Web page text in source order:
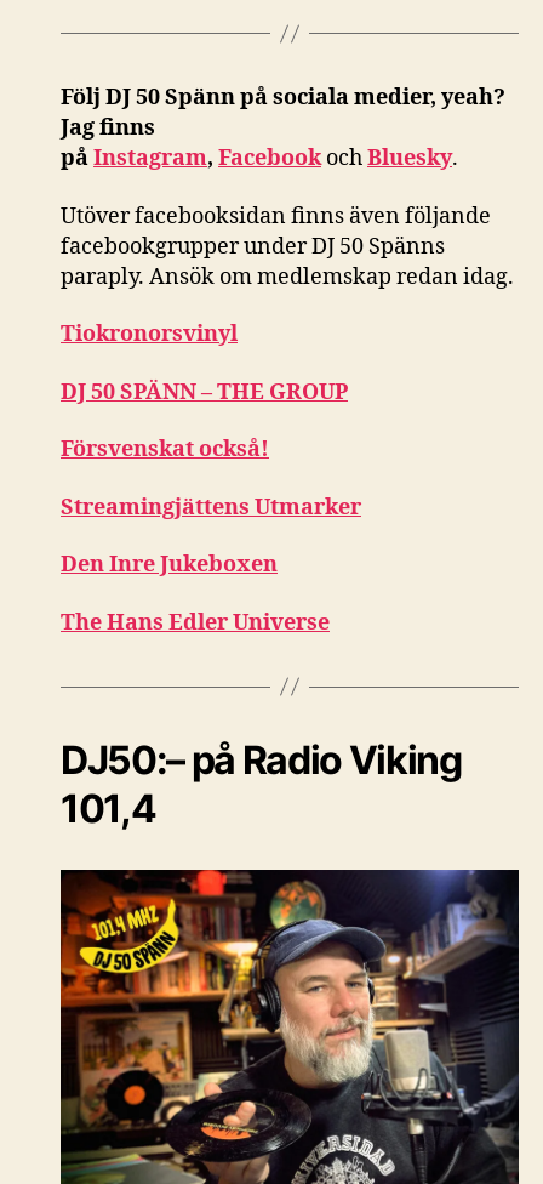
Följ DJ 50 Spänn på sociala medier, yeah?
Jag finns
påInstagram, FacebookochBluesky.
Utöver facebooksidan finns även följande
facebookgrupper under DJ 50 Spänns
paraply. Ansök om medlemskap redan idag.
Tiokronorsvinyl
DJ 50 SPÄNN – THE GROUP
Försvenskat också!
Streamingjättens Utmarker
Den Inre Jukeboxen
The Hans Edler Universe
DJ50:– på Radio Viking
101,4